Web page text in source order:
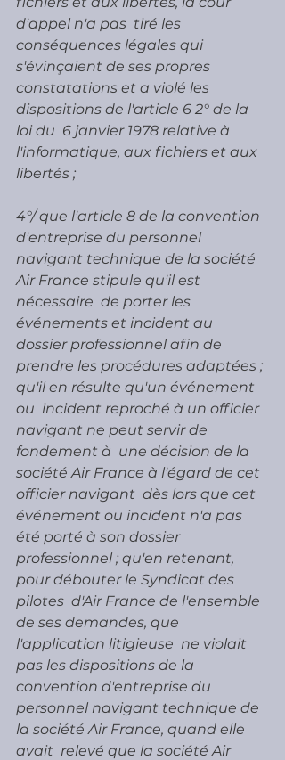
d'appel n'a pas  tiré les
conséquences légales qui
s'évinçaient de ses propres
constatations et a violé les
dispositions de l'article 6 2° de la
loi du  6 janvier 1978 relative à
l'informatique, aux fichiers et aux
libertés ;
4°/ que l'article 8 de la convention
d'entreprise du personnel
navigant technique de la société
Air France stipule qu'il est
nécessaire  de porter les
événements et incident au
dossier professionnel afin de
prendre les procédures adaptées ;
qu'il en résulte qu'un événement
ou  incident reproché à un officier
navigant ne peut servir de
fondement à  une décision de la
société Air France à l'égard de cet
officier navigant  dès lors que cet
événement ou incident n'a pas
été porté à son dossier
professionnel ; qu'en retenant,
pour débouter le Syndicat des
pilotes  d'Air France de l'ensemble
de ses demandes, que
l'application litigieuse  ne violait
pas les dispositions de la
convention d'entreprise du
personnel navigant technique de
la société Air France, quand elle
avait  relevé que la société Air